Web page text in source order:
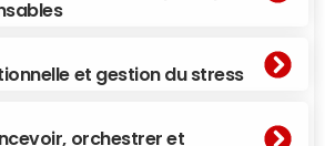
et gestion du stress
orchestrer et